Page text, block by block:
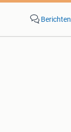
Berichten